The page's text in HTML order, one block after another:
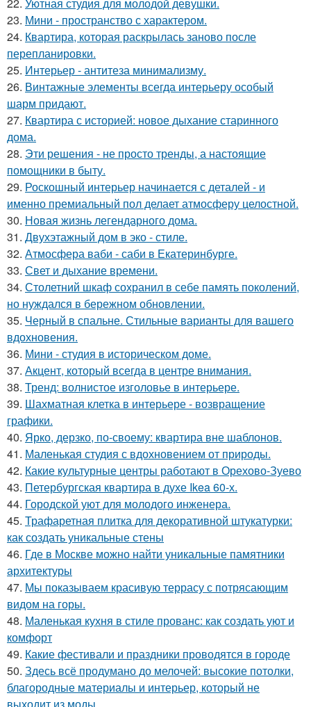
23. Мини - пространство с характером.
24. Квартира, которая раскрылась заново после
перепланировки.
25. Интерьер - антитеза минимализму.
26. Винтажные элементы всегда интерьеру особый
шарм придают.
27. Квартира с историей: новое дыхание старинного
дома.
28. Эти решения - не просто тренды, а настоящие
помощники в быту.
29. Роскошный интерьер начинается с деталей - и
именно премиальный пол делает атмосферу целостной.
30. Новая жизнь легендарного дома.
31. Двухэтажный дом в эко - стиле.
32. Атмосфера ваби - саби в Екатеринбурге.
33. Свет и дыхание времени.
34. Столетний шкаф сохранил в себе память поколений,
но нуждался в бережном обновлении.
35. Черный в спальне. Стильные варианты для вашего
вдохновения.
36. Мини - студия в историческом доме.
37. Акцент, который всегда в центре внимания.
38. Тренд: волнистое изголовье в интерьере.
39. Шахматная клетка в интерьере - возвращение
графики.
40. Ярко, дерзко, по-своему: квартира вне шаблонов.
41. Маленькая студия с вдохновением от природы.
42. Какие культурные центры работают в Орехово-Зуево
43. Петербургская квартира в духе Ikea 60-х.
44. Городской уют для молодого инженера.
45. Трафаретная плитка для декоративной штукатурки:
как создать уникальные стены
46. Где в Москве можно найти уникальные памятники
архитектуры
47. Мы показываем красивую террасу с потрясающим
видом на горы.
48. Маленькая кухня в стиле прованс: как создать уют и
комфорт
49. Какие фестивали и праздники проводятся в городе
50. Здесь всё продумано до мелочей: высокие потолки,
благородные материалы и интерьер, который не
выходит из моды.